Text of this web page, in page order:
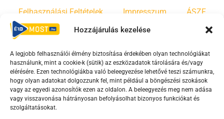
Hozzájárulás kezelése
A legjobb felhasználói élmény biztosítása érdekében olyan technológiákat
használunk, mint a cookie-k (sütik) az eszközadatok tárolására és/vagy
elérésére. Ezen technológiákba való beleegyezése lehetővé teszi számunkra,
hogy olyan adatokat dolgozzunk fel, mint például a böngészési szokások
vagy az egyedi azonosítók ezen az oldalon. A beleegyezés meg nem adása
vagy visszavonása hátrányosan befolyásolhat bizonyos funkciókat és
szolgáltatásokat.
Felhasználási Feltételek Impresszum ÁSZF
Irányelvek Moderálási szabályzat
F
a
c
e
Y
o
u
t
T
i
k